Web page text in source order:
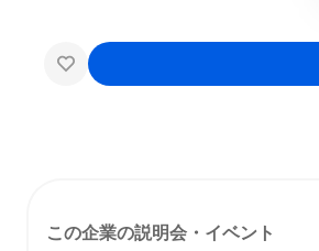
この企業の説明会・イベント